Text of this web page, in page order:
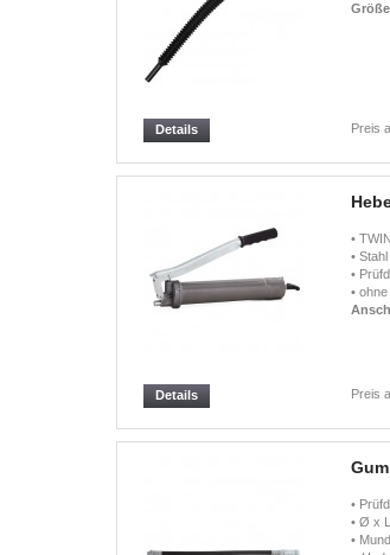
Preis
Details
•
•
•
•
Preis
Details
•
• Ø x
•